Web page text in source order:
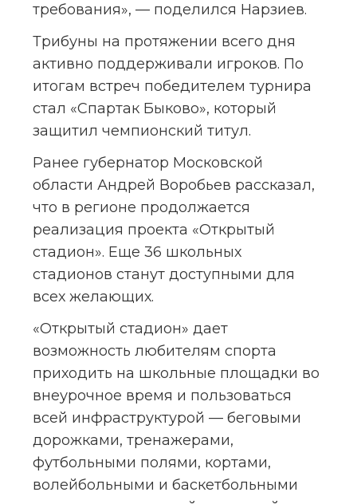
требования», — поделился Нарзиев.
Трибуны на протяжении всего дня
активно поддерживали игроков. По
итогам встреч победителем турнира
стал «Спартак Быково», который
защитил чемпионский титул.
Ранее губернатор Московской
области Андрей Воробьев рассказал,
что в регионе продолжается
реализация проекта «Открытый
стадион». Еще 36 школьных
стадионов станут доступными для
всех желающих.
«Открытый стадион» дает
возможность любителям спорта
приходить на школьные площадки во
внеурочное время и пользоваться
всей инфраструктурой — беговыми
дорожками, тренажерами,
футбольными полями, кортами,
волейбольными и баскетбольными